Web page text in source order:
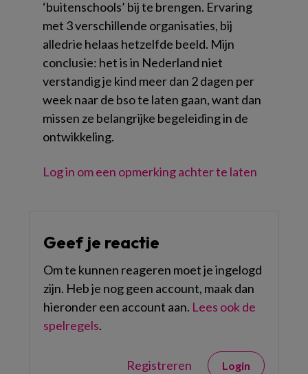
‘buitenschools’ bij te brengen. Ervaring
met 3 verschillende organisaties, bij
alledrie helaas hetzelfde beeld. Mijn
conclusie: het is in Nederland niet
verstandig je kind meer dan 2 dagen per
week naar de bso te laten gaan, want dan
missen ze belangrijke begeleiding in de
ontwikkeling.
Log in om een opmerking achter te laten
Geef je reactie
Om te kunnen reageren moet je ingelogd
zijn. Heb je nog geen account, maak dan
hieronder een account aan. Lees ook de
spelregels.
Registreren Login